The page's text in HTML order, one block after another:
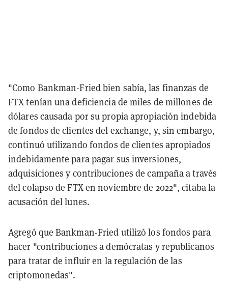
"Como Bankman-Fried bien sabía, las finanzas de
FTX tenían una deficiencia de miles de millones de
dólares causada por su propia apropiación indebida
de fondos de clientes del exchange, y, sin embargo,
continuó utilizando fondos de clientes apropiados
indebidamente para pagar sus inversiones,
adquisiciones y contribuciones de campaña a través
del colapso de FTX en noviembre de 2022", citaba la
acusación del lunes.
Agregó que Bankman-Fried utilizó los fondos para
hacer "contribuciones a demócratas y republicanos
para tratar de influir en la regulación de las
criptomonedas".